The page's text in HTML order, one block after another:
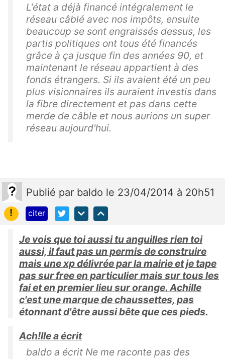
L'état a déjà financé intégralement le
réseau câblé avec nos impôts, ensuite
beaucoup se sont engraissés dessus, les
partis politiques ont tous été financés
grâce à ça jusque fin des années 90, et
maintenant le réseau appartient à des
fonds étrangers. Si ils avaient été un peu
plus visionnaires ils auraient investis dans
la fibre directement et pas dans cette
merde de câble et nous aurions un super
réseau aujourd'hui.
Publié par baldo le 23/04/2014 à 20h51
!
citer
Je vois que toi aussi tu anguilles rien toi
aussi, il faut pas un permis de construire
mais une xp délivrée par la mairie et je tape
pas sur free en particulier mais sur tous les
fai et en premier lieu sur orange. Achille
c'est une marque de chaussettes, pas
étonnant d'être aussi bête que ces pieds.
Ach!lle a écrit
baldo a écrit Ne me raconte pas des